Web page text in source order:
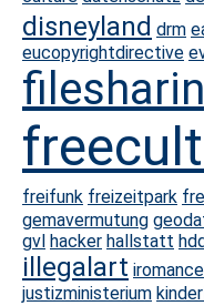
disneyland drm
eucopyrightdirective
freifunk freizeitpark
gemavermutung
gvl hacker hallstatt
illegalart iromance
justizministerium